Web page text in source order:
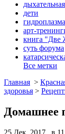
дети
гидроплазма
арт-
книга "Две
суть форума
Все метки
Главная >
здоровья >
Домашнее
25 Дек, 2017 в